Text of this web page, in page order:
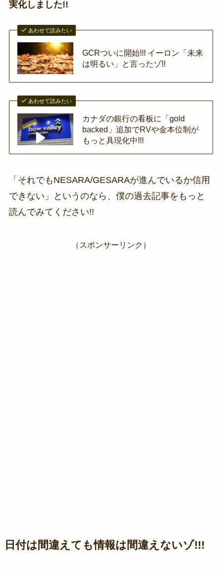
実化しました!!
あわせて読みたい
GCRついに開始!!! イーロン「未来
は明るい」と言ったゾ!!
あわせて読みたい
カナダの銀行の看板に「gold
backed」追加でRVや金本位制が
もっと具現化中!!!
「それでもNESARA/GESARAが進んでいるか信用
できない」というのなら、僕の過去記事をもっと
読んでみてください!!
（スポンサーリンク）
日付は間違えても情報は間違えないゾ!!!